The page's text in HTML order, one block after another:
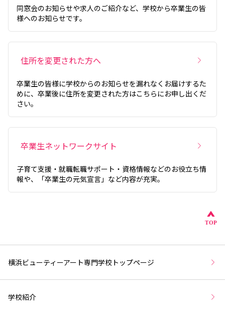
同窓会のお知らせや求人のご紹介など、学校から卒業生の皆
様へのお知らせです。
住所を変更された方へ
卒業生の皆様に学校からのお知らせを漏れなくお届けするた
めに、卒業後に住所を変更された方はこちらにお申し出くだ
さい。
卒業生ネットワークサイト
子育て支援・就職転職サポート・資格情報などのお役立ち情
報や、「卒業生の元気宣言」など内容が充実。
こ
TOP
横浜ビューティーアート専門学校トップページ
学校紹介